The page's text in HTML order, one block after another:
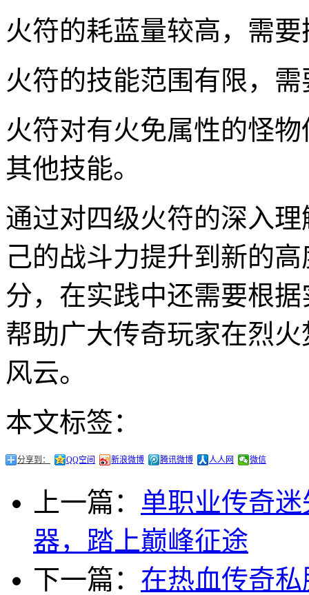
火符的耗蓝量较高，需
火符的技能范围有限，
火符对有火免属性的怪
其他技能。
通过对四级火符的深入
己的战斗力提升到新的
分，在实践中还需要根
帮助广大传奇玩家在烈
风云。
本文标签：
分享到： QQ空间 新浪微博 腾讯微博 人人网 微信
上一篇： 单职业传奇
器，踏上巅峰征途
下一篇： 在热血传奇